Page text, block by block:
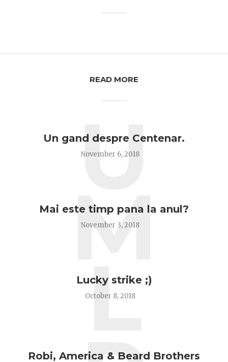
READ MORE
Un gand despre Centenar.
November 6, 2018
U
Mai este timp pana la anul?
November 3, 2018
M
Lucky strike ;)
October 8, 2018
L
Robi, America & Beard Brothers